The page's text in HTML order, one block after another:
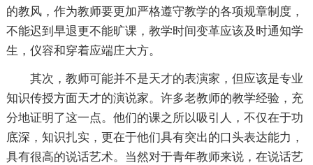
的教风，作为教师要更加严格遵守教学的各项规章制度，
不能迟到早退更不能旷课，教学时间变革应该及时通知学
生，仪容和穿着应端庄大方。
其次，教师可能并不是天才的表演家，但应该是专业
知识传授方面天才的演说家。许多老教师的教学经验，充
分地证明了这一点。他们的课之所以吸引人，不仅在于功
底深，知识扎实，更在于他们具有突出的口头表达能力，
具有很高的说话艺术。当然对于青年教师来说，在说话艺